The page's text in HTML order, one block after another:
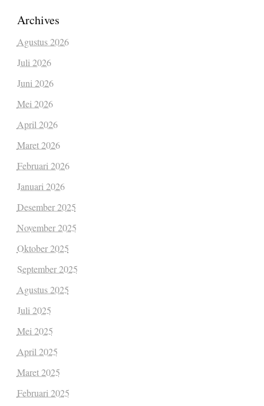
Archives
Agustus 2026
Juli 2026
Juni 2026
Mei 2026
April 2026
Maret 2026
Februari 2026
Januari 2026
Desember 2025
November 2025
Oktober 2025
September 2025
Agustus 2025
Juli 2025
Mei 2025
April 2025
Maret 2025
Februari 2025